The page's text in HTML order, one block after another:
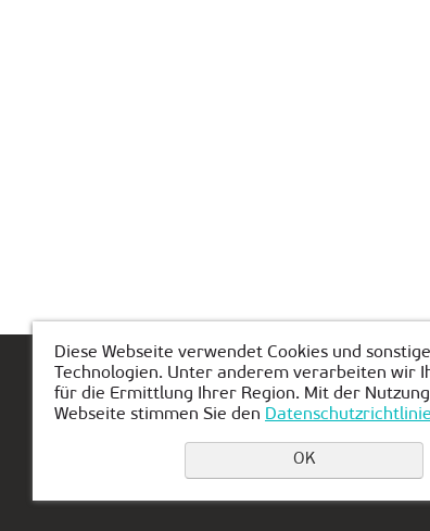
Hauptseite Über KIBERone
Diese Webseite verwendet Cookies und
Technologien. Unter anderem verarbeiten wir
für die Ermittlung Ihrer Region. Mit der
Webseite stimmen Sie den
OK